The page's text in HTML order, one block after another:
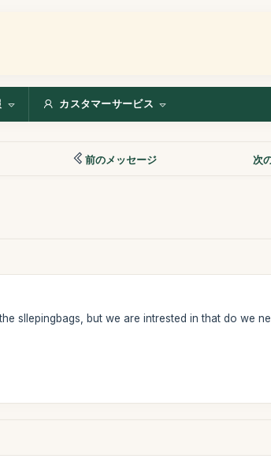
カスタマーサービス
前のメッセージ 次
sllepingbags, but we are intrested in that do we